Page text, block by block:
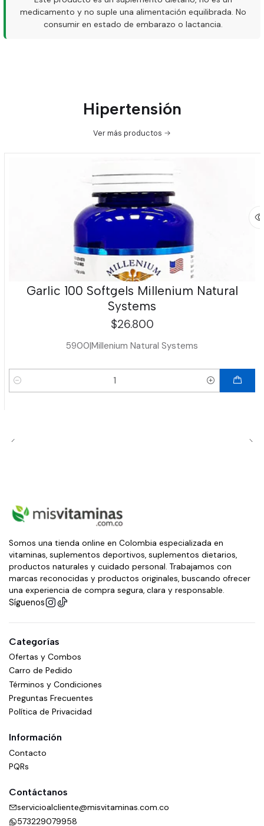
medicamento y no suple una alimentación equilibrada. No
consumir en estado de embarazo o lactancia.
Hipertensión
Ver más productos
Garlic 100 Softgels Millenium Natural
Systems
$26.800
5900|Millenium Natural Systems
Cantidad
Somos una tienda online en Colombia especializada en
vitaminas, suplementos deportivos, suplementos dietarios,
productos naturales y cuidado personal. Trabajamos con
marcas reconocidas y productos originales, buscando ofrecer
una experiencia de compra segura, clara y responsable.
Síguenos
Categorías
Ofertas y Combos
Carro de Pedido
Términos y Condiciones
Preguntas Frecuentes
Política de Privacidad
Información
Contacto
PQRs
Contáctanos
servicioalcliente@misvitaminas.com.co
573229079958